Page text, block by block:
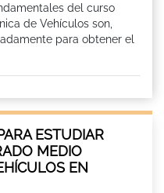
del curso
de Vehículos son,
para obtener el
ESTUDIAR
MEDIO
EN